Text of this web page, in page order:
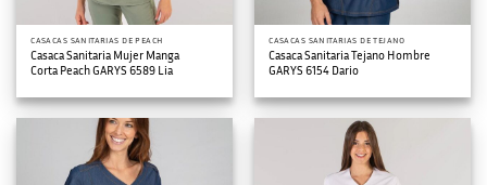
CASACAS SANITARIAS DE PEACH
Casaca Sanitaria Mujer Manga
Corta Peach GARYS 6589 Lia
CASACAS SANITARIAS DE TEJANO
Casaca Sanitaria Tejano Hombre
GARYS 6154 Dario